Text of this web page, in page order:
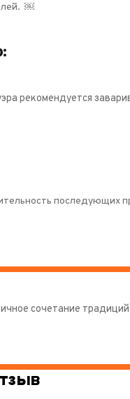
￼
рекомендуется
последующих
сочетание